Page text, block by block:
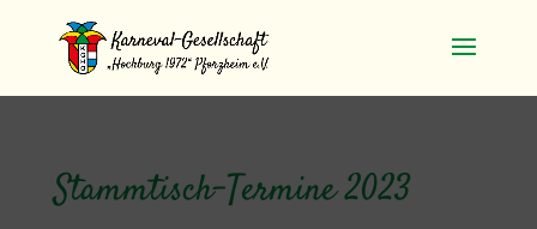
Stammtisch-Termine 2023